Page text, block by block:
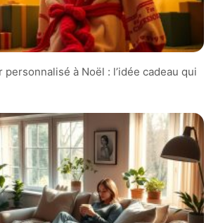
à Noël : l’idée cadeau qui